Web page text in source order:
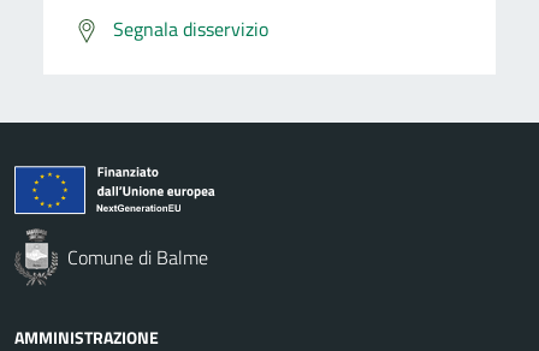
Segnala disservizio
Comune di Balme
AMMINISTRAZIONE